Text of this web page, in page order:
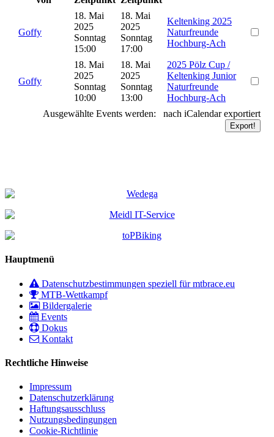
Goffy
18. Mai
2025
Sonntag
15:00
18. Mai
2025
Sonntag
17:00
Keltenking 2025
Naturfreunde
Hochburg-Ach
Goffy
18. Mai
2025
Sonntag
10:00
18. Mai
2025
Sonntag
13:00
2025 Pölz Cup /
Keltenking Junior
Naturfreunde
Hochburg-Ach
Ausgewählte Events werden: nach iCalendar exportiert
Hauptmenü
Datenschutzbestimmungen speziell für mtbrace.eu
MTB-Wettkampf
Bildergalerie
Events
Dokus
Kontakt
Rechtliche Hinweise
Impressum
Datenschutzerklärung
Haftungsausschluss
Nutzungsbedingungen
Cookie-Richtlinie